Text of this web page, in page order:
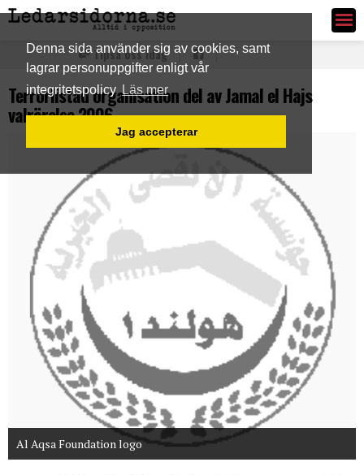
Denna sida använder sig av cookies, samt
lagrar personuppgifter enligt vår
integritetspolicyLäs mer
Jag accepterar
Ledarsidorna.se
Tipsa oss idag
Terrorlistad organisation del av Jamal el Hajs
valrörelse 2006
Al Aqsa Foundation logo